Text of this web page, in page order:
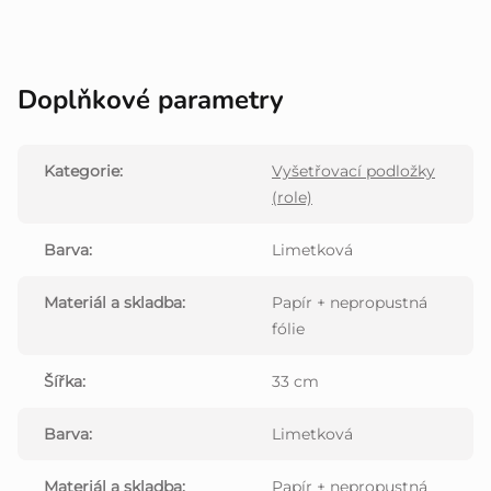
Doplňkové parametry
Kategorie:
Vyšetřovací podložky
(role)
Barva: Limetková
Materiál a skladba:
Papír + nepropustná
fólie
Šířka: 33 cm
Barva: Limetková